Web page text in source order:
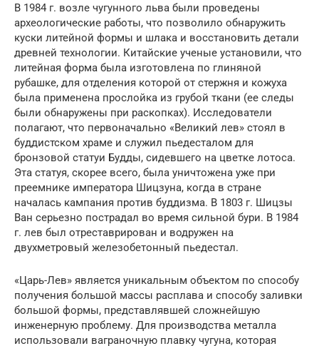
В 1984 г. возле чугунного льва были проведены
археологические работы, что позволило обнаружить
куски литейной формы и шлака и восстановить детали
древней технологии. Китайские ученые установили, что
литейная форма была изготовлена по глиняной
рубашке, для отделения которой от стержня и кожуха
была применена прослойка из грубой ткани (ее следы
были обнаружены при раскопках). Исследователи
полагают, что первоначально «Великий лев» стоял в
буддистском храме и служил пьедесталом для
бронзовой статуи Будды, сидевшего на цветке лотоса.
Эта статуя, скорее всего, была уничтожена уже при
преемнике императора Шицзуна, когда в стране
началась кампания против буддизма. В 1803 г. Шицзы
Ван серьезно пострадал во время сильной бури. В 1984
г. лев был отреставрирован и водружен на
двухметровый железобетонный пьедестал.
«Царь-Лев» является уникальным объектом по способу
получения большой массы расплава и способу заливки
большой формы, представлявшей сложнейшую
инженерную проблему. Для производства металла
использовали ваграночную плавку чугуна, которая